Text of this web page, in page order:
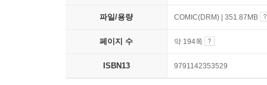
파일/용량 COMIC(DRM) | 351.87MB
페이지 수 약 194쪽
ISBN13 9791142353529